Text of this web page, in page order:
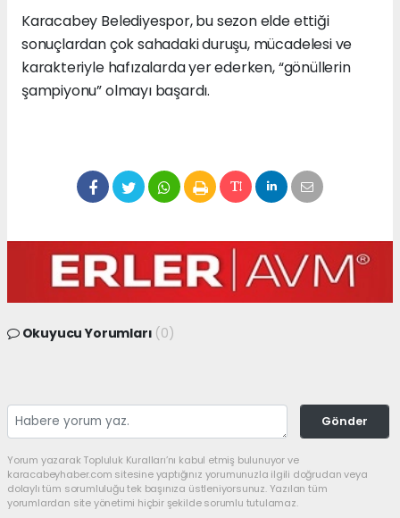
Karacabey Belediyespor, bu sezon elde ettiği
sonuçlardan çok sahadaki duruşu, mücadelesi ve
karakteriyle hafızalarda yer ederken, “gönüllerin
şampiyonu” olmayı başardı.
Okuyucu Yorumları (0)
Gönder
Yorum yazarak Topluluk Kuralları’nı kabul etmiş bulunuyor ve
karacabeyhaber.com sitesine yaptığınız yorumunuzla ilgili doğrudan veya
dolaylı tüm sorumluluğu tek başınıza üstleniyorsunuz. Yazılan tüm
yorumlardan site yönetimi hiçbir şekilde sorumlu tutulamaz.